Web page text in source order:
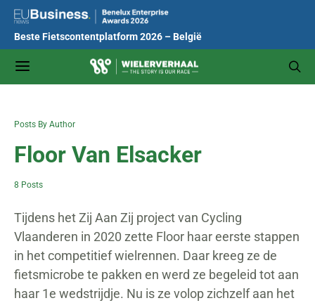
Beste Fietscontentplatform 2026 – België
Posts By Author
Floor Van Elsacker
8 Posts
Tijdens het Zij Aan Zij project van Cycling
Vlaanderen in 2020 zette Floor haar eerste stappen
in het competitief wielrennen. Daar kreeg ze de
fietsmicrobe te pakken en werd ze begeleid tot aan
haar 1e wedstrijdje. Nu is ze volop zichzelf aan het